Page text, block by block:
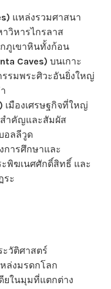
แหล่งรวมศาสนา
วิหารไกรลาส
ภูเขาหินทั้งก้อน
Caves) บนเกาะ
รมพระศิวะอันยิ่งใหญ่
เมืองเศรษฐกิจที่ใหญ่
ำคัญและสัมผัส
อลลีวูด
การศึกษาและ
พิฆเนศศักดิ์สิทธิ์ และ
ระ
วัติศาสตร์
ล่งมรดกโลก
ยในมุมที่แตกต่าง